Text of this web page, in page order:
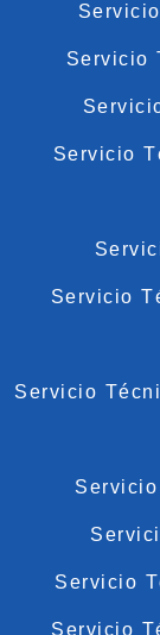
Servicio
Servicio
Servicio
Servicio
Servicio
Servicio